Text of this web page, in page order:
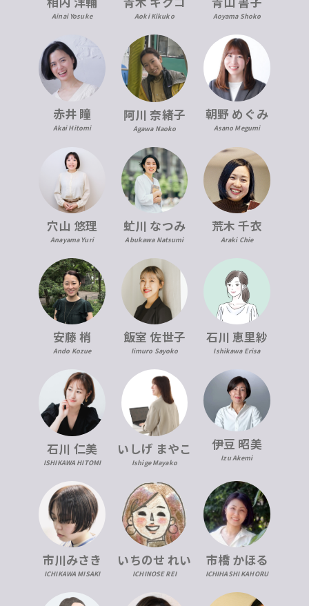
Ainai Yosuke Aoki Kikuko Aoyama Shoko
赤井 瞳
Akai Hitomi
阿川 奈緒子
Agawa Naoko
朝野 めぐみ
Asano Megumi
穴山 悠理
Anayama Yuri
虻川 なつみ
Abukawa Natsumi
荒木 千衣
Araki Chie
安藤 梢
Ando Kozue
飯室 佐世子
Iimuro Sayoko
石川 恵里紗
Ishikawa Erisa
石川 仁美
ISHIKAWA HITOMI
いしげ まやこ
Ishige Mayako
伊豆 昭美
Izu Akemi
市川みさき
ICHIKAWA MISAKI
いちのせ れい
ICHINOSE REI
市橋 かほる
ICHIHASHI KAHORU